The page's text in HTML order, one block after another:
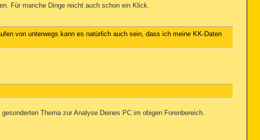
Für manche Dinge reicht auch schon ein Klick.
von unterwegs kann es natürlich auch sein, dass ich meine KK-Daten
Thema zur Analyse Deines PC im obigen Forenbereich.